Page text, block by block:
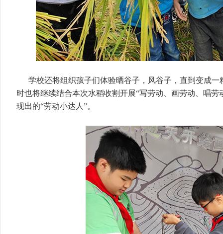
学校还将组织孩子们体验晒谷子，风谷子，直到变成
时也将继续结合本次水稻收割开展“写劳动、画劳动、唱
现出的“劳动小达人”。